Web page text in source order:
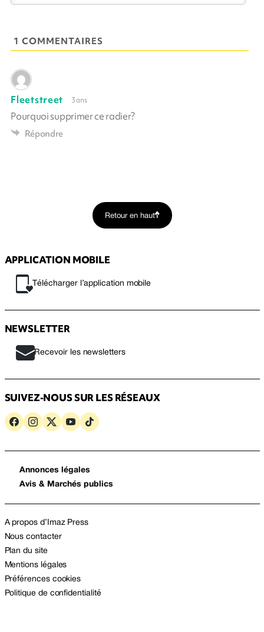
1 COMMENTAIRES
Fleetstreet 3 ans
Pourquoi supprimer ce radier?
Répondre
Retour en haut
APPLICATION MOBILE
Télécharger l’application mobile
NEWSLETTER
Recevoir les newsletters
SUIVEZ-NOUS SUR LES RÉSEAUX
Annonces légales
Avis & Marchés publics
A propos d’Imaz Press
Nous contacter
Plan du site
Mentions légales
Préférences cookies
Politique de confidentialité